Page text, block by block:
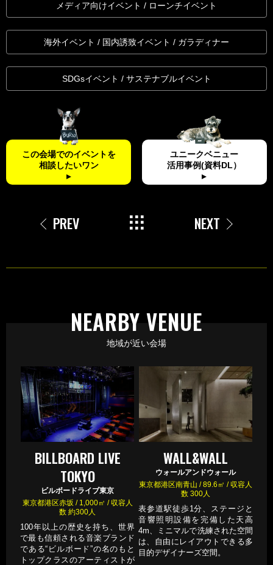
メディア向けイベント / ローンチイベント
海外イベント / 国内誘致イベント / ガラディナー
SDGsイベント / サステナブルイベント
この会場でのイベントを
相談したいワン
ユニークベニュー
活用事例(資料DL）
PREV NEXT
地域が近い会場
NEARBY VENUE
BILLBOARD LIVE
TOKYO
ビルボードライブ東京
東京都港区赤坂 / 1,000㎡ / 収容人
数 約300人
100年以上の歴史を持ち、世界
で最も信頼される音楽ブランド
である“ビルボード”の名のもと
トップクラスのアーティストが
WALL&WALL
ウォールアンドウォール
東京都港区南青山 / 89.6㎡ / 収容人
数 300人
表参道駅徒歩1分、ステージと
音響照明設備を完備した天高
4m、ミニマルで洗練された空間
は、自由にレイアウトできる多
目的デザイナーズ空間。